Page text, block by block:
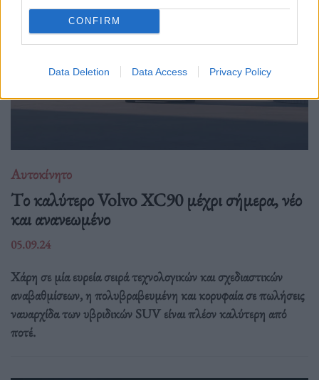
CONFIRM
Data Deletion Data Access Privacy Policy
Αυτοκίνητο
Tο καλύτερο Volvo XC90 μέχρι σήμερα, νέο
και ανανεωμένο
05.09.24
Χάρη σε μία ευρεία σειρά τεχνολογικών και σχεδιαστικών
αναβαθμίσεων, η πολυβραβευμένη και κορυφαία σε πωλήσεις
ναυαρχίδα των υβριδικών SUV είναι πλέον καλύτερη από
ποτέ.